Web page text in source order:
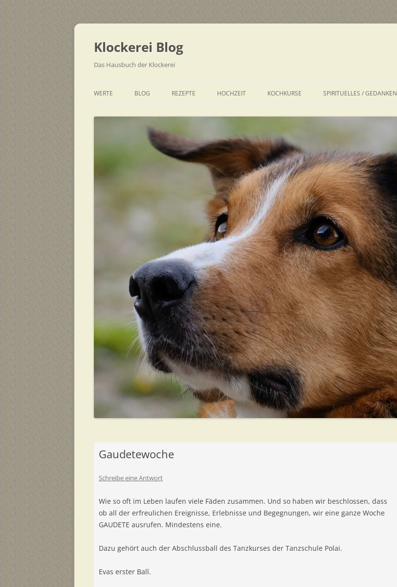
Zum
springen
Klockerei Blog
Das Hausbuch der Klockerei
WERTE BLOG REZEPTE
EINFACH
HOCHZEIT KOCHKURSE SPIRITUELLES / GEDANKEN
Gaudetewoche
Schreibe eine Antwort
Wie so oft im Leben laufen viele Fäden zusammen. Und so haben wir beschlossen, dass
ob all der erfreulichen Ereignisse, Erlebnisse und Begegnungen, wir eine ganze Woche
GAUDETE ausrufen. Mindestens eine.
Dazu gehört auch der Abschlussball des Tanzkurses der Tanzschule Polai.
Evas erster Ball.